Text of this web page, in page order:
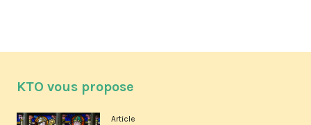
KTO vous propose
Article